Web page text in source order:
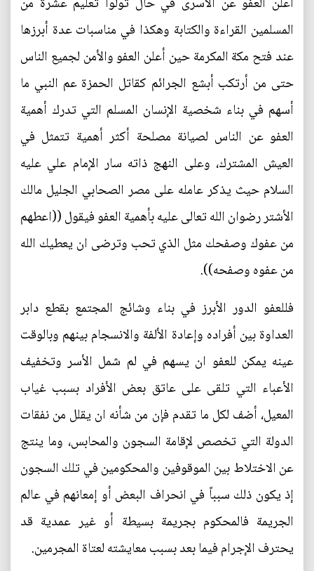
المسلمين القراءة والكتابة وهكذا في مناسبات عدة أبرزها
عند فتح مكة المكرمة حين أعلن العفو والأمن لجميع الناس
حتى من أرتكب أبشع الجرائم كقاتل الحمزة عم النبي ما
أسهم في بناء شخصية الإنسان المسلم التي تدرك أهمية
العفو عن الناس لصيانة مصلحة أكثر أهمية تتمثل في
العيش المشترك، وعلى النهج ذاته سار الإمام علي عليه
السلام حيث يذكر عامله على مصر الصحابي الجليل مالك
الأشتر رضوان الله تعالى عليه بأهمية العفو فيقول ((اعطهم
من عفوك وصفحك مثل الذي تحب وترضى ان يعطيك الله
من عفوه وصفحه)).
فللعفو الدور الأبرز في بناء وشائج المجتمع بقطع دابر
العداوة بين أفراده وإعادة الألفة والانسجام بينهم وبالوقت
عينه يمكن للعفو ان يسهم في لم شمل الأسر وتخفيف
الأعباء التي تلقى على عاتق بعض الأفراد بسبب غياب
المعيل، أضف لكل ما تقدم فإن من شأنه ان يقلل من نفقات
الدولة التي تخصص لإقامة السجون والمحابس، وما ينتج
عن الاختلاط بين الموقوفين والمحكومين في تلك السجون
إذ يكون ذلك سبباً في انحراف البعض أو إمعانهم في عالم
الجريمة فالمحكوم بجريمة بسيطة أو غير عمدية قد
يحترف الإجرام فيما بعد بسبب معايشته لعتاة المجرمين.